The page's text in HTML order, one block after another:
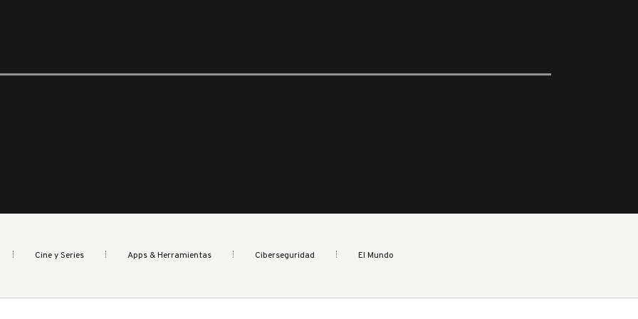
Cine y Series Apps & Herramientas Ciberseguridad El Mundo